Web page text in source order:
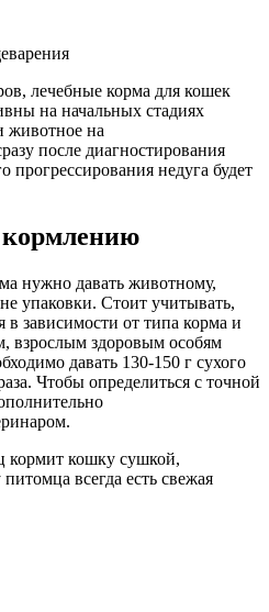
лечебные корма для кошек
на начальных стадиях
животное на
после диагностирования
прогрессирования недуга будет
нужно давать животному,
упаковки. Стоит учитывать,
в зависимости от типа корма и
взрослым здоровым особям
давать 130-150 г сухого
Чтобы определиться с точной
кормит кошку сушкой,
всегда есть свежая